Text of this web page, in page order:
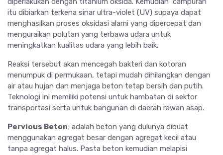
itu dibiarkan terkena sinar ultra-violet (UV) supaya dapat
menghasilkan proses oksidasi alami yang dipercepat dan
menguraikan polutan yang terbawa udara untuk
meningkatkan kualitas udara yang lebih baik.
Reaksi tersebut akan mencegah bakteri dan kotoran
menumpuk di permukaan, tetapi mudah dihilangkan dengan
air atau hujan dan menjaga beton tetap bersih dan putih.
Teknologi ini memiliki potensi untuk hambatan di sektor
transportasi serta untuk bangunan di daerah rawan asap.
Pervious Beton; adalah beton yang dulunya dibuat
menggunakan agregat besar dengan agregat kecil atau
tanpa agregat halus. Pasta beton kemudian melapisi